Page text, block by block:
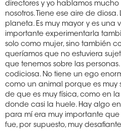
directores y yo hablamos
nosotros. Tiene ese aire de
planeta. Es muy mayor y es una
importante experimentarla
solo como mujer, sino también
queríamos que no estuviera
que tenemos sobre las
codiciosa. No tiene un ego
como un animal porque es muy
de que es muy física, como en
donde casi la huele. Hay algo
para mí era muy importante que
fue, por supuesto, muy